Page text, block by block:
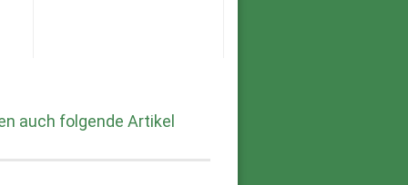
auch folgende Artikel